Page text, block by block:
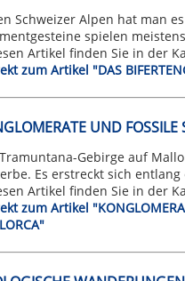
Schweizer Alpen hat man
spielen
Artikel finden Sie in der
zum Artikel "DAS
UND
Gebirge auf
Es erstreckt sich entlang
Artikel finden Sie in der
zum Artikel